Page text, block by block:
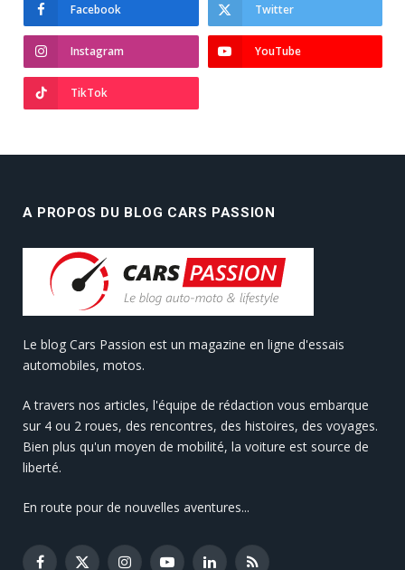
Facebook Twitter
Instagram YouTube
TikTok
A PROPOS DU BLOG CARS PASSION
Le blog Cars Passion est un magazine en ligne d'essais
automobiles, motos.
A travers nos articles, l'équipe de rédaction vous embarque
sur 4 ou 2 roues, des rencontres, des histoires, des voyages.
Bien plus qu'un moyen de mobilité, la voiture est source de
liberté.
En route pour de nouvelles aventures...